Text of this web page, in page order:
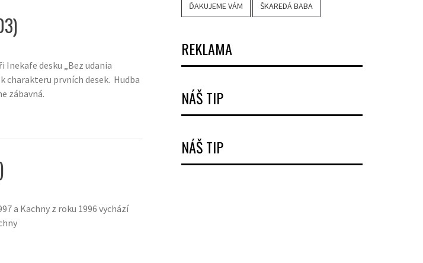
desku „Bez udania
charakteru prvních desek. Hudba
zábavná.
a Kachny z roku 1996 vychází
ĎAKUJEME VÁM ŠKAREDÁ BABA
REKLAMA
NÁŠ TIP
NÁŠ TIP